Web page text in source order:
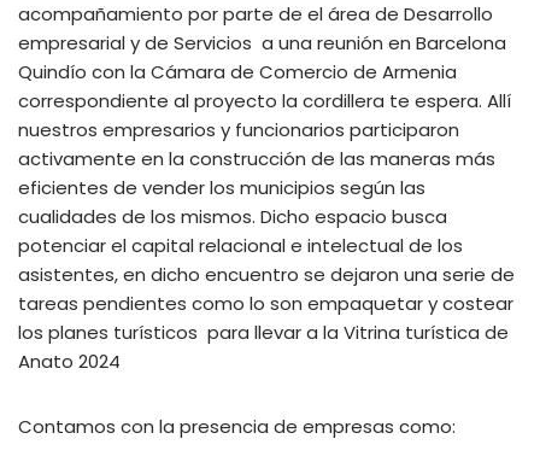
acompañamiento por parte de el área de Desarrollo
empresarial y de Servicios a una reunión en Barcelona
Quindío con la Cámara de Comercio de Armenia
correspondiente al proyecto la cordillera te espera. Allí
nuestros empresarios y funcionarios participaron
activamente en la construcción de las maneras más
eficientes de vender los municipios según las
cualidades de los mismos. Dicho espacio busca
potenciar el capital relacional e intelectual de los
asistentes, en dicho encuentro se dejaron una serie de
tareas pendientes como lo son empaquetar y costear
los planes turísticos para llevar a la Vitrina turística de
Anato 2024
Contamos con la presencia de empresas como: